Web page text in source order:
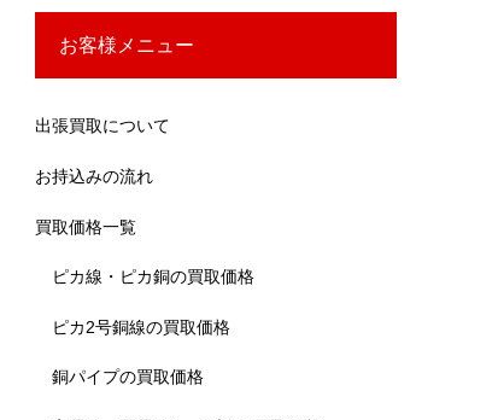
お客様メニュー
出張買取について
お持込みの流れ
買取価格一覧
ピカ線・ピカ銅の買取価格
ピカ2号銅線の買取価格
銅パイプの買取価格